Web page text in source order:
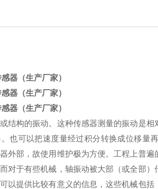
器（生产厂家）
器（生产厂家）
器（生产厂家）
结构的振动。这种传感器测量的振动是
也可以把速度量经过积分转换成位移量
外部，故使用维护极为方便。工程上普
对于有些机械，轴振动被大部（或全部
以提供比较有意义的信息，这些机械包